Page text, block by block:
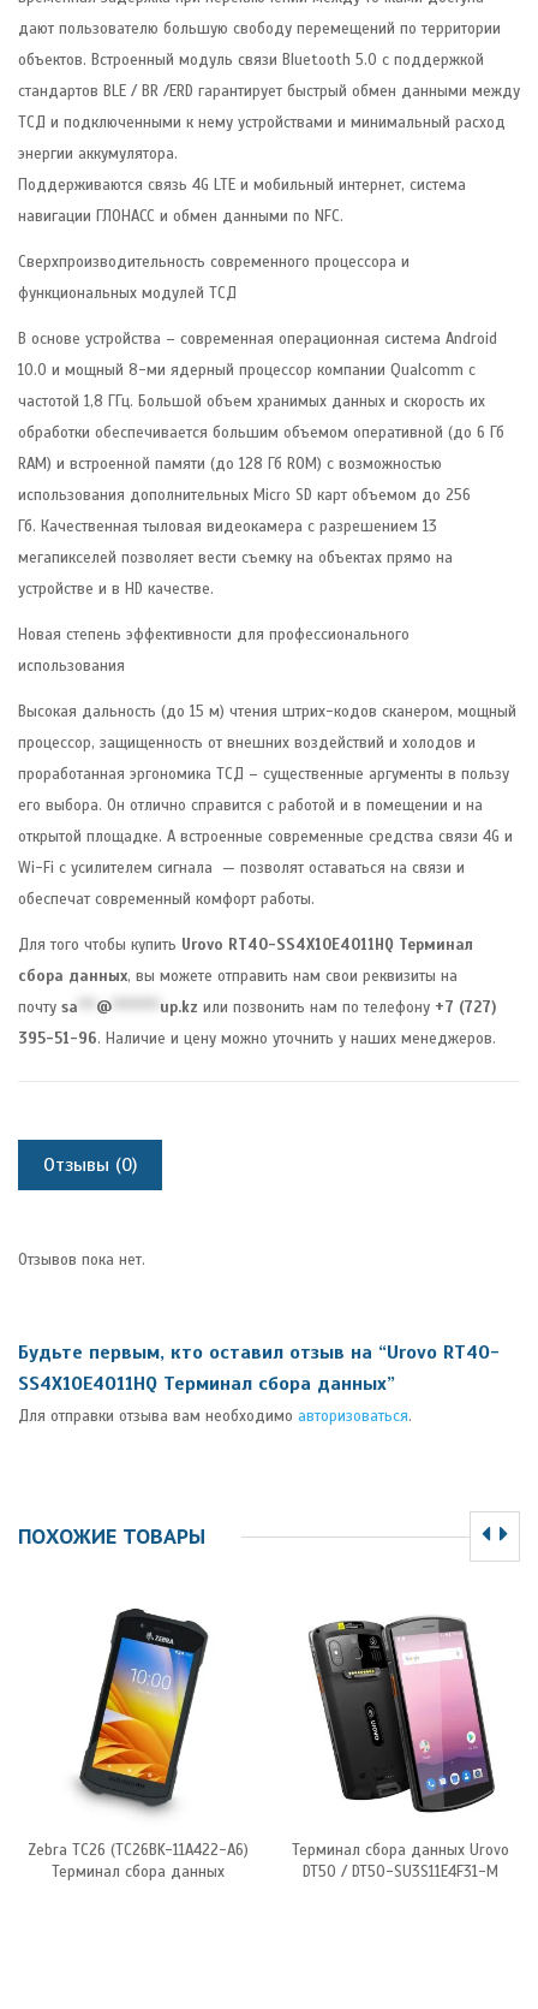
дают пользователю большую свободу перемещений по территории
объектов. Встроенный модуль связи Bluetooth 5.0 c поддержкой
стандартов BLE / BR /ERD гарантирует быстрый обмен данными между
ТСД и подключенными к нему устройствами и минимальный расход
энергии аккумулятора.
Поддерживаются связь 4G LTE и мобильный интернет, система
навигации ГЛОНАСС и обмен данными по NFC.
Сверхпроизводительность современного процессора и
функциональных модулей ТСД
В основе устройства – современная операционная система Android
10.0 и мощный 8-ми ядерный процессор компании Qualcomm с
частотой 1,8 ГГц. Большой объем хранимых данных и скорость их
обработки обеспечивается большим объемом оперативной (до 6 Гб
RAM) и встроенной памяти (до 128 Гб ROM) с возможностью
использования дополнительных Micro SD карт объемом до 256
Гб. Качественная тыловая видеокамера с разрешением 13
мегапикселей позволяет вести съемку на объектах прямо на
устройстве и в HD качестве.
Новая степень эффективности для профессионального
использования
Высокая дальность (до 15 м) чтения штрих-кодов сканером, мощный
процессор, защищенность от внешних воздействий и холодов и
проработанная эргономика ТСД – существенные аргументы в пользу
его выбора. Он отлично справится с работой и в помещении и на
открытой площадке. А встроенные современные средства связи 4G и
Wi-Fi с усилителем сигнала — позволят оставаться на связи и
обеспечат современный комфорт работы.
Для того чтобы купить Urovo RT40-SS4X10E4011HQ Терминал
сбора данных, вы можете отправить нам свои реквизиты на
почту sa @ ******** up.kz или позвонить нам по телефону +7 (727)
395-51-96. Наличие и цену можно уточнить у наших менеджеров.
Отзывы (0)
Отзывов пока нет.
Будьте первым, кто оставил отзыв на “Urovo RT40-
SS4X10E4011HQ Терминал сбора данных”
Для отправки отзыва вам необходимо авторизоваться.
ПОХОЖИЕ ТОВАРЫ
Zebra TC26 (TC26BK-11A422-A6)
Терминал сбора данных
Терминал сбора данных Urovo
DT50 / DT50-SU3S11E4F31-M